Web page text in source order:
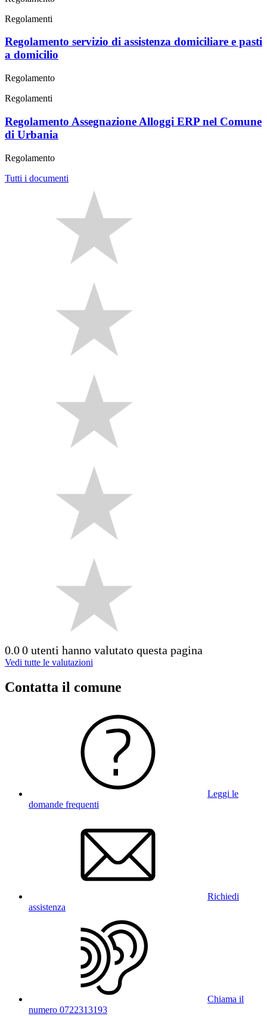
Regolamenti
Regolamento servizio di assistenza domiciliare e pasti
a domicilio
Regolamento
Regolamenti
Regolamento Assegnazione Alloggi ERP nel Comune
di Urbania
Regolamento
Tutti i documenti
0.00 utenti hanno valutato questa pagina
Vedi tutte le valutazioni
Contatta il comune
Leggi le
domande frequenti
Richiedi
assistenza
Chiama il
numero 0722313193